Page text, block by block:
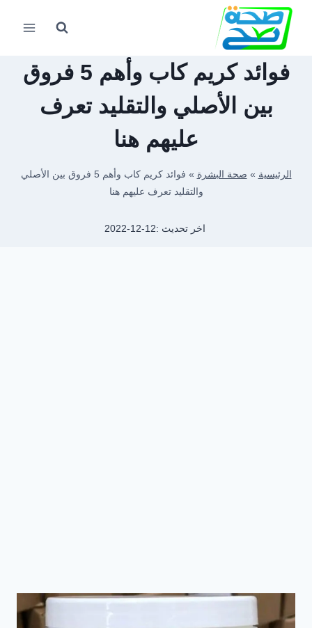
التجاوز
المحتوى
فوائد كريم كاب وأهم 5 فروق
بين الأصلي والتقليد تعرف
عليهم هنا
الرئيسية » صحة البشرة »
فوائد كريم كاب وأهم 5 فروق بين الأصلي
والتقليد تعرف عليهم هنا
اخر تحديث :2022-12-12